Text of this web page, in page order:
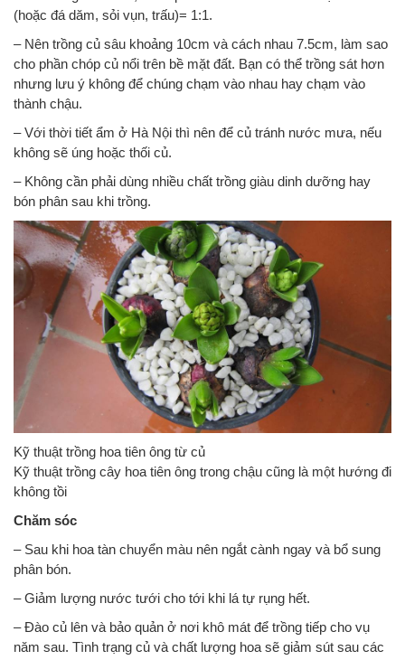
(hoặc đá dăm, sỏi vụn, trấu)= 1:1.
– Nên trồng củ sâu khoảng 10cm và cách nhau 7.5cm, làm sao
cho phần chóp củ nổi trên bề mặt đất. Bạn có thể trồng sát hơn
nhưng lưu ý không để chúng chạm vào nhau hay chạm vào
thành chậu.
– Với thời tiết ẩm ở Hà Nội thì nên để củ tránh nước mưa, nếu
không sẽ úng hoặc thối củ.
– Không cần phải dùng nhiều chất trồng giàu dinh dưỡng hay
bón phân sau khi trồng.
Kỹ thuật trồng hoa tiên ông từ củ
Kỹ thuật trồng cây hoa tiên ông trong chậu cũng là một hướng đi
không tồi
Chăm sóc
– Sau khi hoa tàn chuyển màu nên ngắt cành ngay và bổ sung
phân bón.
– Giảm lượng nước tưới cho tới khi lá tự rụng hết.
– Đào củ lên và bảo quản ở nơi khô mát để trồng tiếp cho vụ
năm sau. Tình trạng củ và chất lượng hoa sẽ giảm sút sau các